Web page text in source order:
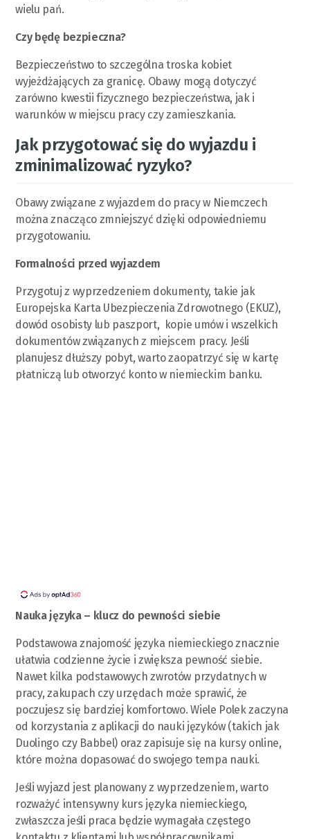
wielu pań.
Czy będę bezpieczna?
Bezpieczeństwo to szczególna troska kobiet
wyjeżdżających za granicę. Obawy mogą dotyczyć
zarówno kwestii fizycznego bezpieczeństwa, jak i
warunków w miejscu pracy czy zamieszkania.
Jak przygotować się do wyjazdu i
zminimalizować ryzyko?
Obawy związane z wyjazdem do pracy w Niemczech
można znacząco zmniejszyć dzięki odpowiedniemu
przygotowaniu.
Formalności przed wyjazdem
Przygotuj z wyprzedzeniem dokumenty, takie jak
Europejska Karta Ubezpieczenia Zdrowotnego (EKUZ),
dowód osobisty lub paszport, kopie umów i wszelkich
dokumentów związanych z miejscem pracy. Jeśli
planujesz dłuższy pobyt, warto zaopatrzyć się w kartę
płatniczą lub otworzyć konto w niemieckim banku.
Nauka języka – klucz do pewności siebie
Podstawowa znajomość języka niemieckiego znacznie
ułatwia codzienne życie i zwiększa pewność siebie.
Nawet kilka podstawowych zwrotów przydatnych w
pracy, zakupach czy urzędach może sprawić, że
poczujesz się bardziej komfortowo. Wiele Polek zaczyna
od korzystania z aplikacji do nauki języków (takich jak
Duolingo czy Babbel) oraz zapisuje się na kursy online,
które można dopasować do swojego tempa nauki.
Jeśli wyjazd jest planowany z wyprzedzeniem, warto
rozważyć intensywny kurs języka niemieckiego,
zwłaszcza jeśli praca będzie wymagała częstego